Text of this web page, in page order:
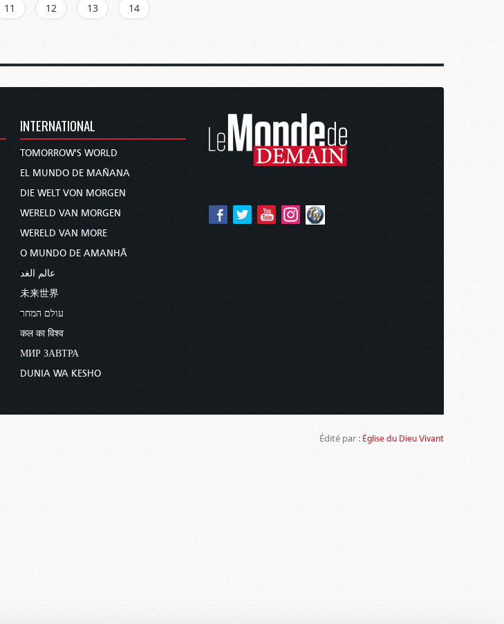
11 12 13
14
INTERNATIONAL
TOMORROW'S WORLD
EL MUNDO DE MAÑANA
DIE WELT VON MORGEN
WERELD VAN MORGEN
WERELD VAN MORE
O MUNDO DE AMANHÃ
عالم الغد
未来世界
עולם המחר
कल का विश्व
МИР ЗАВТРА
DUNIA WA KESHO
Édité par : Église du Dieu Vivant